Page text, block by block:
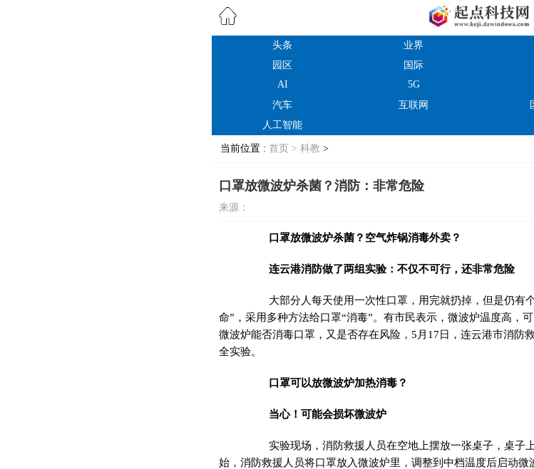
头条 业界
园区
国际
AI
5G
汽车
互联网
人工智能
当前位置 : 首页 > 科教 >
口罩放微波炉杀菌？消防：非常危险
来源：
口罩放微波炉杀菌？空气炸锅消毒外卖？
连云港消防做了两组实验：不仅不可行，还非常危险
大部分人每天使用一次性口罩，用完就扔掉，但是仍有
命”，采用多种方法给口罩“消毒”。有市民表示，微波炉温度高，
微波炉能否消毒口罩，又是否存在风险，5月17日，连云港市消防
全实验。
口罩可以放微波炉加热消毒？
当心！可能会损坏微波炉
实验现场，消防救援人员在空地上摆放一张桌子，桌子
始，消防救援人员将口罩放入微波炉里，调整到中档温度后启动